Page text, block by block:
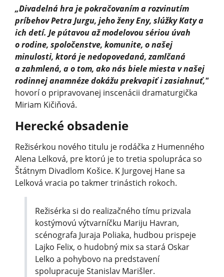
„Divadelná hra je pokračovaním a rozvinutím
príbehov Petra Jurgu, jeho ženy Eny, slúžky Katy a
ich detí. Je pútavou až modelovou sériou úvah
o rodine, spoločenstve, komunite, o našej
minulosti, ktorá je nedopovedaná, zamlčaná
a zahmlená, a o tom, ako nás biele miesta v našej
rodinnej anamnéze dokážu prekvapiť i zasiahnuť,"
hovorí o pripravovanej inscenácii dramaturgička
Miriam Kičiňová.
Herecké obsadenie
Režisérkou nového titulu je rodáčka z Humenného
Alena Lelková, pre ktorú je to tretia spolupráca so
Štátnym Divadlom Košice. K Jurgovej Hane sa
Lelková vracia po takmer trinástich rokoch.
Režisérka si do realizačného tímu prizvala
kostýmovú výtvarníčku Mariju Havran,
scénografa Juraja Poliaka, hudbou prispeje
Lajko Felix, o hudobný mix sa stará Oskar
Lelko a pohybovo na predstavení
spolupracuje Stanislav Marišler.